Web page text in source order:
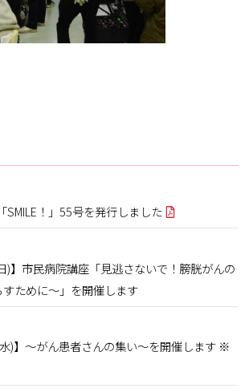
SMILE！」55号を発行しました
)】市民病院講座「見逃さないで！膀胱がんの
ために～」を開催します
水)】～がん患者さんの集い～を開催します ※